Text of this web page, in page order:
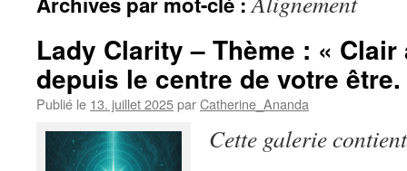
Lady Clarity – Thème : «
depuis le centre de votre être.
Publié le 13. juillet 2025parCatherine_Ananda
Cette galerie